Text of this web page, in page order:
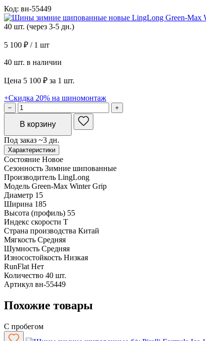
Код: вн-55449
40 шт. (через 3-5 дн.)
5 100 ₽ / 1 шт
40 шт. в наличии
Цена 5 100 ₽ за 1 шт.
+Скидка 20% на шиномонтаж
− +
В корзину
Под заказ ~3 дн.
Характеристики
Состояние Новое
Сезонность Зимние шипованные
Производитель LingLong
Модель Green-Max Winter Grip
Диаметр 15
Ширина 185
Высота (профиль) 55
Индекс скорости T
Страна производства Китай
Мягкость Средняя
Шумность Средняя
Износостойкость Низкая
RunFlat Нет
Количество 40 шт.
Артикул вн-55449
Похожие товары
С пробегом